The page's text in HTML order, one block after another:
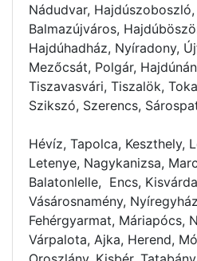
Nádudvar,
Balmazújváros,
Hajdúhadház, Nyíradony,
Mezőcsát, Polgár,
Tiszavasvári, Tiszalök,
Szikszó, Szerencs,
Hévíz, Tapolca, Keszthely,
Letenye, Nagykanizsa,
Balatonlelle, Encs,
Vásárosnamény,
Fehérgyarmat, Máriapócs,
Várpalota, Ajka, Herend,